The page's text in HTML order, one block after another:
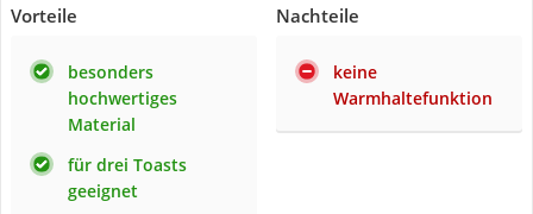
Vorteile
besonders
hochwertiges
Material
für drei Toasts
geeignet
Nachteile
keine
Warmhaltefunktion